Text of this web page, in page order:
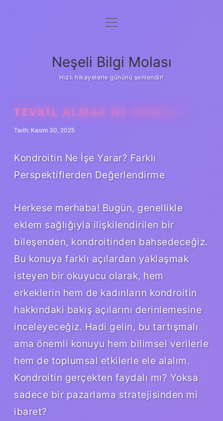
Anasayfa
Yasal Uyarı
menüyü
Neşeli Bilgi Molası
Hızlı hikayelerle gününü şenlendir!
TEVKIL ALMAK NE DEMEK ?
Tarih: Kasım 30, 2025
Kondroitin Ne İşe Yarar? Farklı
Perspektiflerden Değerlendirme
Herkese merhaba! Bugün, genellikle
eklem sağlığıyla ilişkilendirilen bir
bileşenden, kondroitinden bahsedeceğiz.
Bu konuya farklı açılardan yaklaşmak
isteyen bir okuyucu olarak, hem
erkeklerin hem de kadınların kondroitin
hakkındaki bakış açılarını derinlemesine
inceleyeceğiz. Hadi gelin, bu tartışmalı
ama önemli konuyu hem bilimsel verilerle
hem de toplumsal etkilerle ele alalım.
Kondroitin gerçekten faydalı mı? Yoksa
sadece bir pazarlama stratejisinden mi
ibaret?